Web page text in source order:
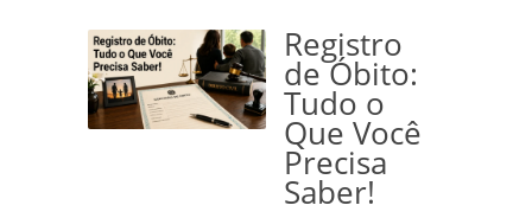
Registro
de Óbito:
Tudo o
Que Você
Precisa
Saber!